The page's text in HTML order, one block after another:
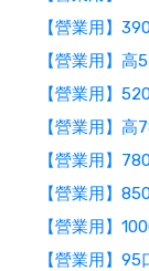
【營業用】
【營業用】
【營業用】
【營業用】
【營業用】
【營業用】
【營業用】
【營業用】